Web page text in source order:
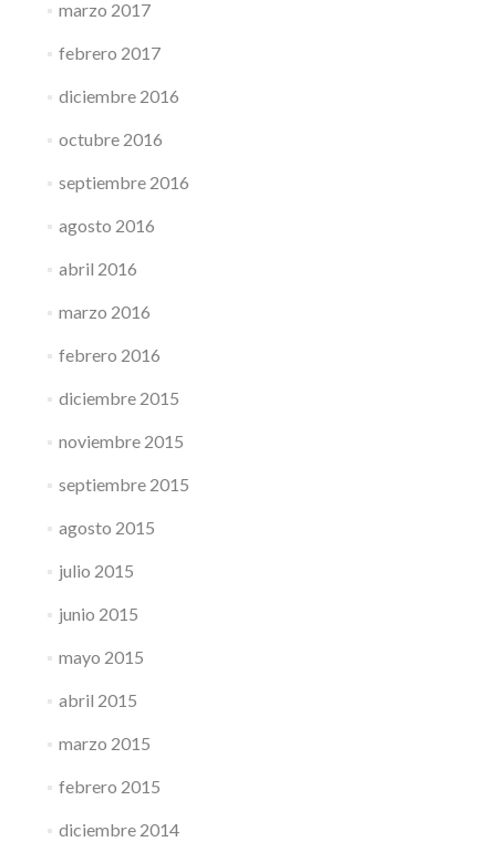
marzo 2017
febrero 2017
diciembre 2016
octubre 2016
septiembre 2016
agosto 2016
abril 2016
marzo 2016
febrero 2016
diciembre 2015
noviembre 2015
septiembre 2015
agosto 2015
julio 2015
junio 2015
mayo 2015
abril 2015
marzo 2015
febrero 2015
diciembre 2014